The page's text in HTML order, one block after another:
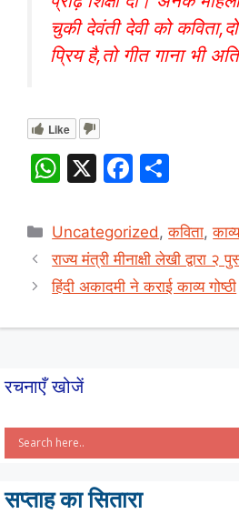
चुकी देवंती देवी को
प्रिय है,तो गीत गाना भी
Like
W
at
s
A
X
F
c
e
b
ar
e
Categories
Uncategorized ,कविता,
राज्य मंत्री मीनाक्षी लेखी द्वारा २
हिंदी अकादमी ने कराई काव्य गोष्ठी
रचनाएँ खोजें
सप्ताह का सितारा